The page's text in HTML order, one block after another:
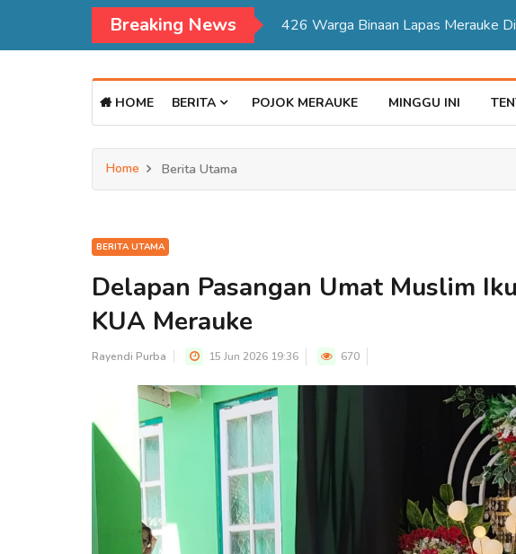
Breaking News Kadisdukcapil Merauke Tegaskan
HOME BERITA POJOK MERAUKE MINGGU INI
Home Berita Utama
BERITA UTAMA
Delapan Pasangan Umat Muslim
KUA Merauke
Rayendi Purba 15 Jun 2026 19:36 670